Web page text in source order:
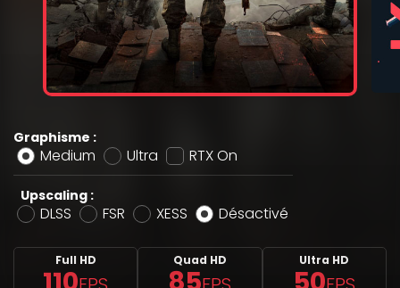
Graphisme :
Medium Ultra RTX On
Upscaling :
DLSS FSR XESS Désactivé
Full HD Quad HD Ultra HD